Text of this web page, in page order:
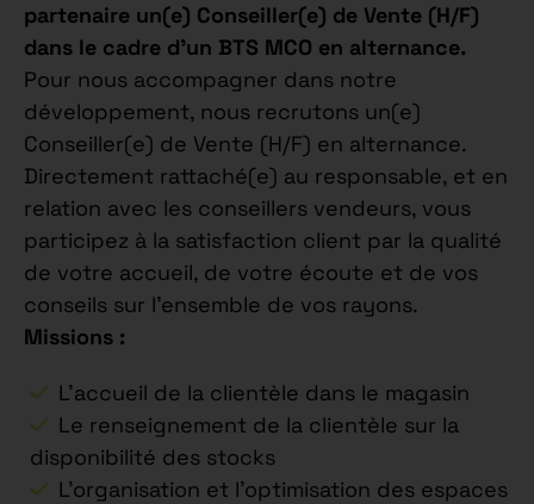
partenaire un(e) Conseiller(e) de Vente (H/F)
dans le cadre d’un BTS MCO en alternance.
Pour nous accompagner dans notre
développement, nous recrutons un(e)
Conseiller(e) de Vente (H/F) en alternance.
Directement rattaché(e) au responsable, et en
relation avec les conseillers vendeurs, vous
participez à la satisfaction client par la qualité
de votre accueil, de votre écoute et de vos
conseils sur l’ensemble de vos rayons.
Missions :
L’accueil de la clientèle dans le magasin
Le renseignement de la clientèle sur la
disponibilité des stocks
L’organisation et l’optimisation des espaces